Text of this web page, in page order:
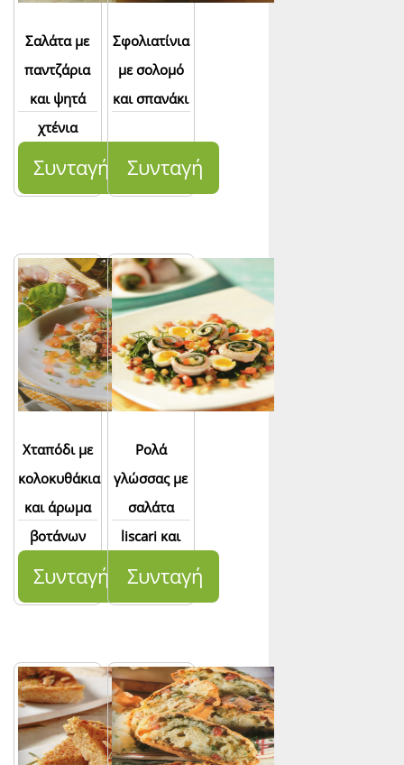
Σαλάτα με
παντζάρια
και ψητά
χτένια
Συνταγή
Σφολιατίνια
με σολομό
και σπανάκι
Συνταγή
Χταπόδι με
κολοκυθάκια
και άρωμα
βοτάνων
Συνταγή
Ρολά
γλώσσας με
σαλάτα
liscari και
αυγά
Συνταγή